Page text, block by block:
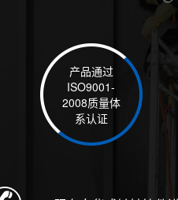
产品通过
ISO9001-
2008质量体
系认证